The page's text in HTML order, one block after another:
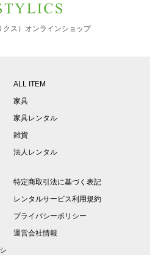
クス）オンラインショップ
ALL ITEM
家具
家具レンタル
雑貨
法人レンタル
特定商取引法に基づく表記
レンタルサービス利用規約
プライバシーポリシー
運営会社情報